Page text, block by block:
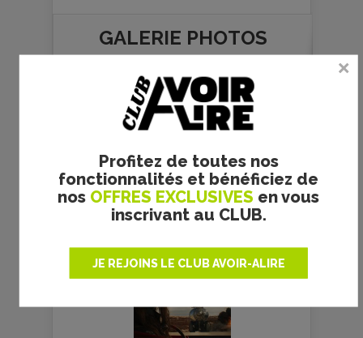
Profitez de toutes nos
fonctionnalités et bénéficiez de
nos OFFRES EXCLUSIVES en vous
inscrivant au CLUB.
JE REJOINS LE CLUB AVOIR-ALIRE
GALERIE PHOTOS
© 2024 Warner
Bros.
Entertainment
Inc. Tous droits